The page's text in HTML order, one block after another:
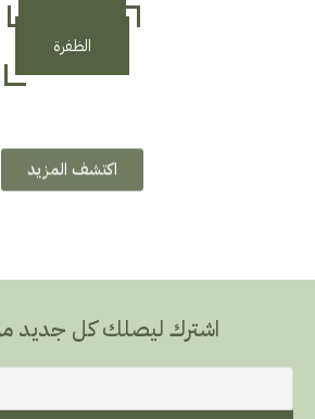
الظفرة
أبوظبي هي عاصمة الأصالة والتطور، حيث تتجسد
اكتشف المزيد
اشترك ليصلك كل جديد